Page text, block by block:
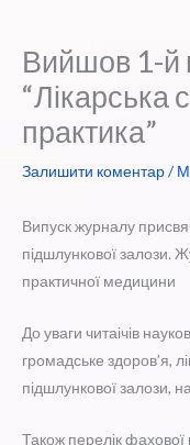
Вийшов 1-й
“Лікарська
практика”
Залишити коментар/
Випуск журналу
підшлункової залози.
практичної медицини
До уваги читаічів
громадське здоров’я,
підшлункової залози,
Також перелік фахової